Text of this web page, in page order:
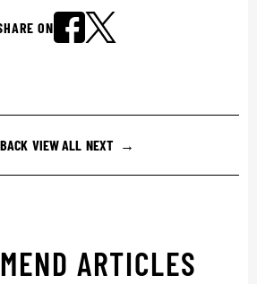
ON
BACK VIEW ALL NEXT
ARTICLES